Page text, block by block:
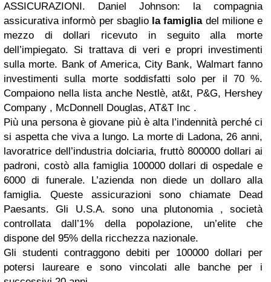
ASSICURAZIONI. Daniel Johnson: la compagnia
assicurativa informò per sbaglio la famigliadel milione e
mezzo di dollari ricevuto in seguito alla morte
dell’impiegato. Si trattava di veri e propri investimenti
sulla morte. Bank of America, City Bank, Walmart fanno
investimenti sulla morte soddisfatti solo per il 70 %.
Compaiono nella lista anche Nestlè, at&t, P&G, Hershey
Company , McDonnell Douglas, AT&T Inc .
Più una persona è giovane più è alta l’indennità perché ci
si aspetta che viva a lungo. La morte di Ladona, 26 anni,
lavoratrice dell’industria dolciaria, fruttò 800000 dollari ai
padroni, costò alla famiglia 100000 dollari di ospedale e
6000 di funerale. L’azienda non diede un dollaro alla
famiglia. Queste assicurazioni sono chiamate Dead
Paesants. Gli U.S.A. sono una plutonomia , società
controllata dall’1% della popolazione, un’elite che
dispone del 95% della ricchezza nazionale.
Gli studenti contraggono debiti per 100000 dollari per
potersi laureare e sono vincolati alle banche per i